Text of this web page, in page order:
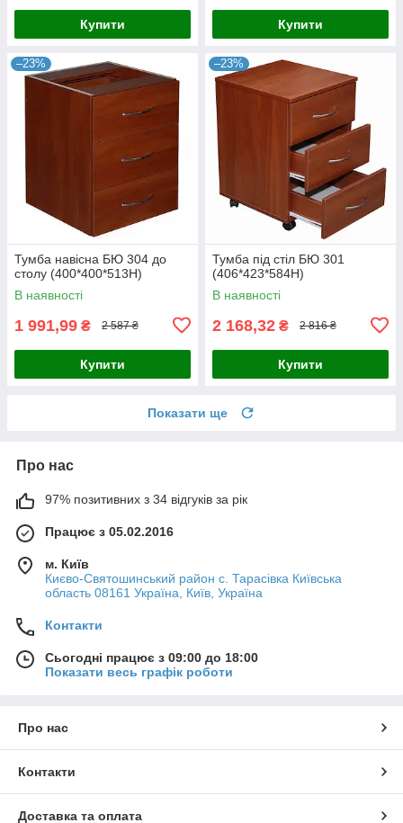
Купити Купити
–23%
Тумба навісна БЮ 304 до
столу (400*400*513Н)
В наявності
1 991,99 ₴ 2 587 ₴
Купити
–23%
Тумба під стіл БЮ 301
(406*423*584Н)
В наявності
2 168,32 ₴ 2 816 ₴
Купити
Показати ще
Про нас
97% позитивних з 34 відгуків за рік
Працює з 05.02.2016
м. Київ
Києво-Святошинський район с. Тарасівка Київська
область 08161 Україна, Київ, Україна
Контакти
Сьогодні працює з 09:00 до 18:00
Показати весь графік роботи
Про нас
Контакти
Доставка та оплата